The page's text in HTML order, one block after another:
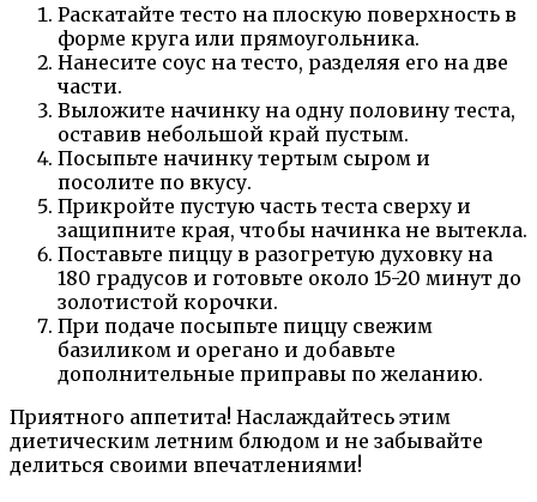
Раскатайте тесто на плоскую поверхность в
форме круга или прямоугольника.
Нанесите соус на тесто, разделяя его на две
части.
Выложите начинку на одну половину теста,
оставив небольшой край пустым.
Посыпьте начинку тертым сыром и
посолите по вкусу.
Прикройте пустую часть теста сверху и
защипните края, чтобы начинка не вытекла.
Поставьте пиццу в разогретую духовку на
180 градусов и готовьте около 15-20 минут до
золотистой корочки.
При подаче посыпьте пиццу свежим
базиликом и орегано и добавьте
дополнительные приправы по желанию.
Приятного аппетита! Наслаждайтесь этим
диетическим летним блюдом и не забывайте
делиться своими впечатлениями!